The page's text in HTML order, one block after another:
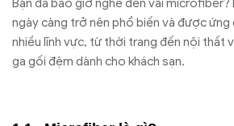
Bạn đã bao giờ nghe đến vải microfiber?
ngày càng trở nên phổ biến và được
nhiều lĩnh vực, từ thời trang đến nội thất
ga gối đệm dành cho khách sạn.